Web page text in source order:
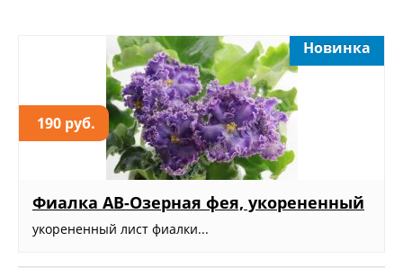
190 руб.
Новинка
Фиалка АВ-Озерная фея, укорененный
укорененный лист фиалки...